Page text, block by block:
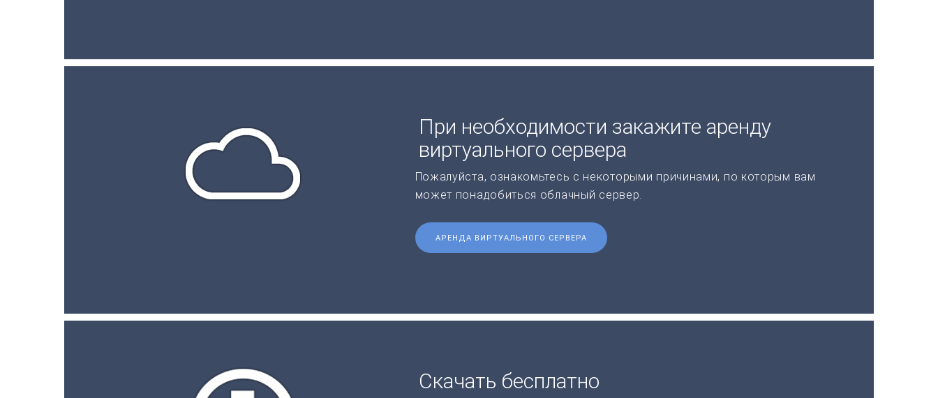
При необходимости закажите аренду
виртуального сервера
Пожалуйста, ознакомьтесь с некоторыми причинами, по которым вам
может понадобиться облачный сервер.
АРЕНДА ВИРТУАЛЬНОГО СЕРВЕРА
Скачать бесплатно